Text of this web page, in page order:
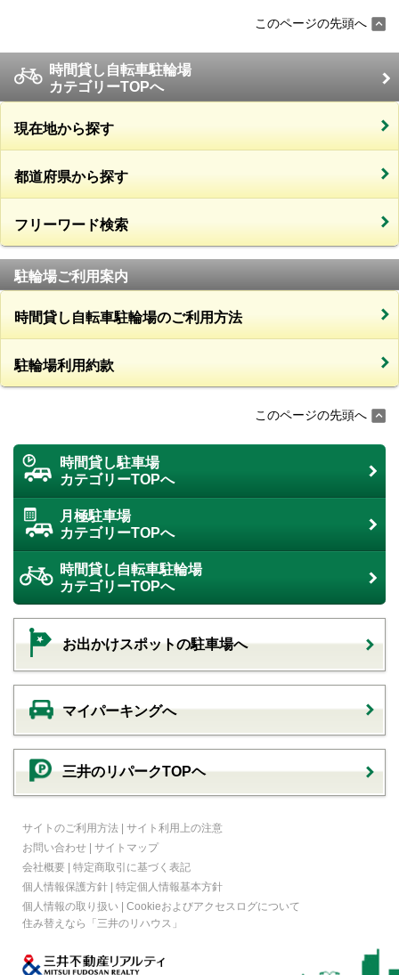
このページの先頭へ
時間貸し自転車駐輪場
カテゴリーTOPへ
現在地から探す
都道府県から探す
フリーワード検索
駐輪場ご利用案内
時間貸し自転車駐輪場のご利用方法
駐輪場利用約款
このページの先頭へ
時間貸し駐車場
カテゴリーTOPへ
月極駐車場
カテゴリーTOPへ
時間貸し自転車駐輪場
カテゴリーTOPへ
お出かけスポットの駐車場へ
マイパーキングへ
三井のリパークTOPヘ
サイトのご利用方法 | サイト利用上の注意
お問い合わせ | サイトマップ
会社概要 | 特定商取引に基づく表記
個人情報保護方針 | 特定個人情報基本方針
個人情報の取り扱い | Cookieおよびアクセスログについて
住み替えなら
「三井のリハウス」